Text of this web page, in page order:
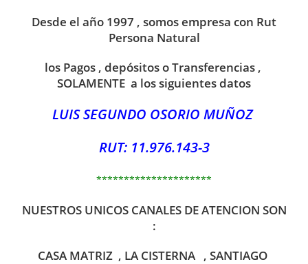
Desde el año 1997 , somos empresa con Rut
Persona Natural
los Pagos , depósitos o Transferencias ,
SOLAMENTE a los siguientes datos
LUIS SEGUNDO OSORIO MUÑOZ
RUT: 11.976.143-3
*********************
NUESTROS UNICOS CANALES DE ATENCION SON
:
CASA MATRIZ , LA CISTERNA , SANTIAGO